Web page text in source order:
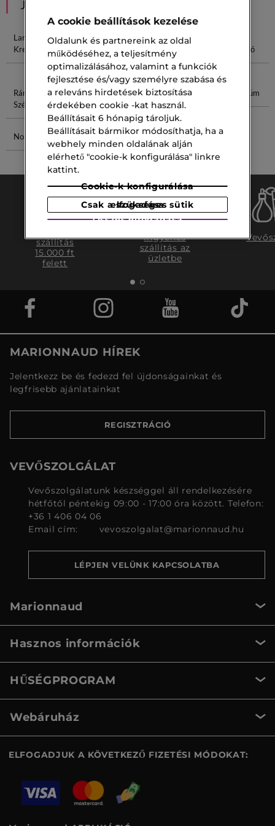
JAVASOLT NEKED
Lancôme
Krem
Shiseido
Ránctalanító
Lancôme
Rénergie SPF
Ránctalanító
Ránctalanító
Szérum
Fény Maszk
Marc Jacobs
Marc
Ibolya Parfüm
Noir Parfum
Lancôme
Paletta
szállítás
15.000 ft
felett
Ingyenes
szállítás az
üzletbe
MARIONNAUD HÍREK
Jelentkezz be és fedezd fel újdonságainkat és
legfrisebb ajánlatainkat
REGISZTRÁCIÓ
VEVŐSZOLGÁLAT
Vevőszolgálatunk készséggel áll rendelkezésére
hétfőtől péntekig 09:00 - 17:00 óra között. Telefon:
+36 1 406 04 06
Email cím:
vevoszolgalat@marionnaud.hu
LÉPJEN VELÜNK KAPCSOLATBA
Marionnaud
Hasznos információk
HŰSÉGPROGRAM
Webáruház
ELFOGADJUK A KÖVETKEZŐ FIZETÉSI MÓDOKAT:
A cookie beállítások kezelése
Oldalunk és partnereink az oldal
működéséhez, a teljesítmény
optimalizálásához, valamint a funkciók
fejlesztése és/vagy személyre szabása és
a releváns hirdetések biztosítása
érdekében cookie -kat használ.
Beállításait 6 hónapig tároljuk.
Beállításait bármikor módosíthatja, ha a
webhely minden oldalának alján
elérhető "cookie-k konfigurálása" linkre
kattint.
Cookie-k konfigurálása
Csak a szükséges sütik elfogadása
Összes elfogadása